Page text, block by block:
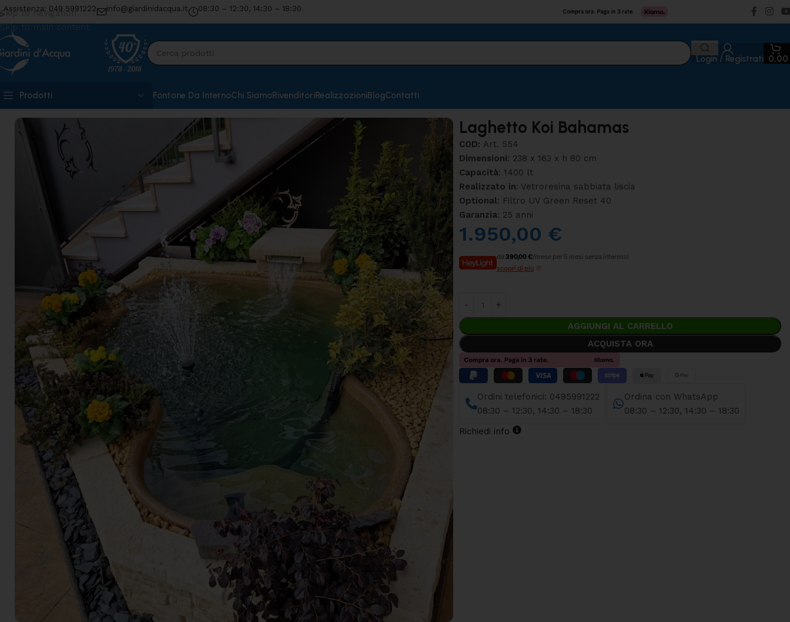
Skip to navigation
Skip to main content
Assistenza: 049 5991222 info@giardinidacqua.it 08:30 – 12:30, 14:30 – 18:30
Login / Registrati 0,00
Prodotti Fontane Da InternoChi SiamoRivenditoriRealizzazioniBlogContatti
Laghetto Koi Bahamas
COD: Art. 554
Dimensioni: 238 x 163 x h 80 cm
Capacità: 1400 lt
Realizzato in: Vetroresina sabbiata liscia
Optional: Filtro UV Green Reset 40
Garanzia: 25 anni
1.950,00 €
da 390,00 €/mese per 5 mesi senza interessi
scopri di più
AGGIUNGI AL CARRELLO
ACQUISTA ORA
Ordini telefonici: 0495991222
08:30 – 12:30, 14:30 – 18:30
Ordina con WhatsApp
08:30 – 12:30, 14:30 – 18:30
Richiedi info